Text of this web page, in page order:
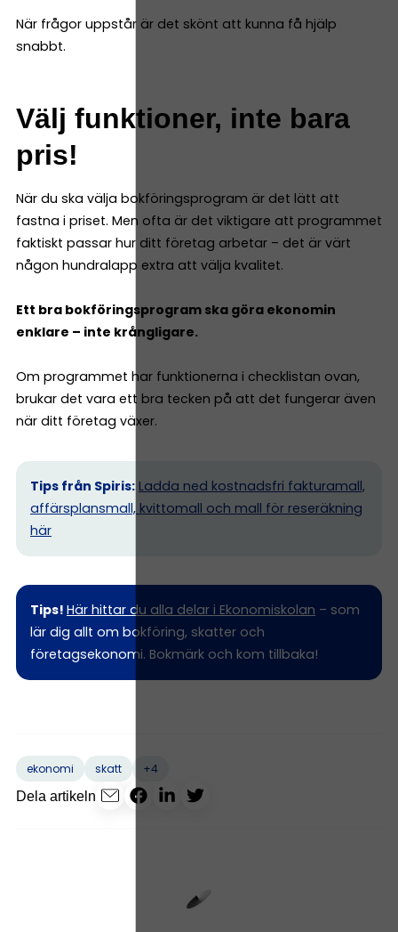
När frågor uppstår är det skönt att kunna få hjälp
snabbt.
Välj funktioner, inte bara
pris!
När du ska välja bokföringsprogram är det lätt att
fastna i priset. Men ofta är det viktigare att programmet
faktiskt passar hur ditt företag arbetar – det är värt
någon hundralapp extra att välja kvalitet.
Ett bra bokföringsprogram ska göra ekonomin
enklare – inte krångligare.
Om programmet har funktionerna i checklistan ovan,
brukar det vara ett bra tecken på att det fungerar även
när ditt företag växer.
Tips från Spiris: Ladda ned kostnadsfri fakturamall,
affärsplansmall, kvittomall och mall för reseräkning
här
Tips! Här hittar du alla delar i Ekonomiskolan – som
lär dig allt om bokföring, skatter och
företagsekonomi. Bokmärk och kom tillbaka!
ekonomi skatt
+4
Dela artikeln